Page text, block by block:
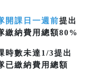
開課日一週前提出
繳納費用總額80%
時數未達1/3提出
已繳納費用總額